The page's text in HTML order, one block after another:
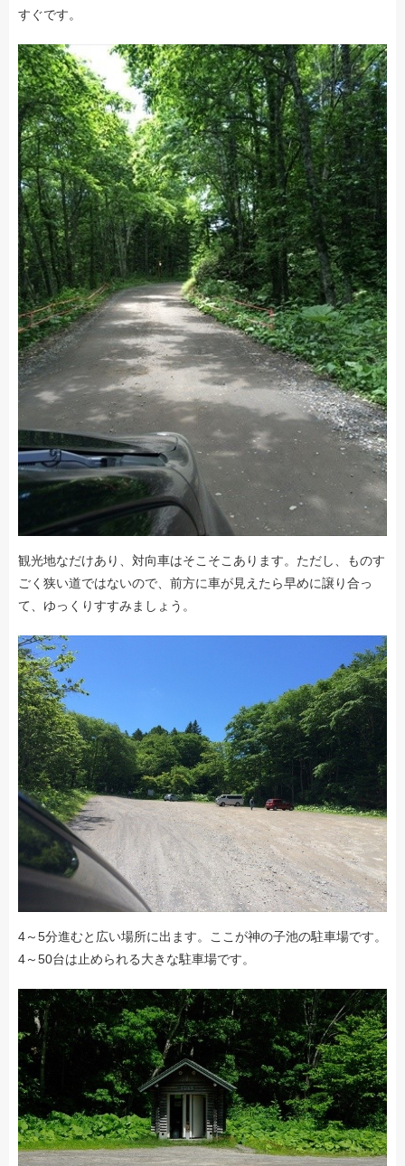
すぐです。
観光地なだけあり、対向車はそこそこあります。ただし、ものす
ごく狭い道ではないので、前方に車が見えたら早めに譲り合っ
て、ゆっくりすすみましょう。
4～5分進むと広い場所に出ます。ここが神の子池の駐車場です。
4～50台は止められる大きな駐車場です。